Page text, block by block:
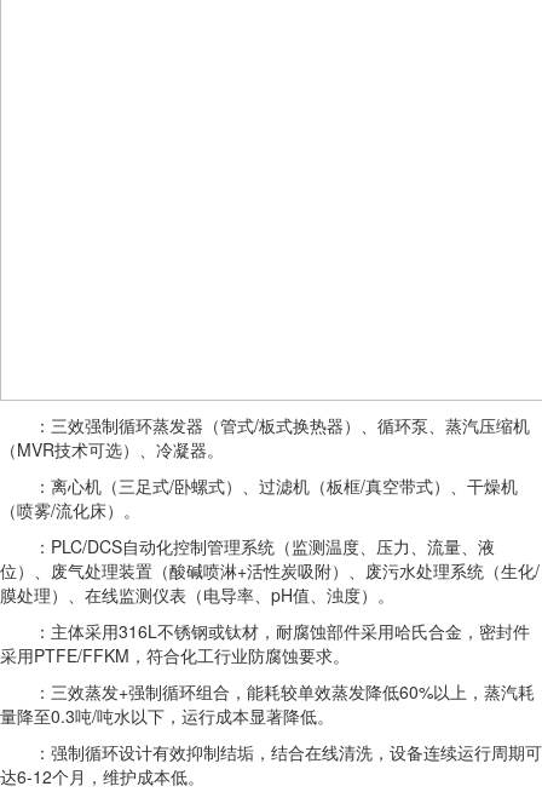
：三效强制循环蒸发器（管式/板式换热器）、循环泵、蒸汽压缩机
（MVR技术可选）、冷凝器。
：离心机（三足式/卧螺式）、过滤机（板框/真空带式）、干燥机
（喷雾/流化床）。
：PLC/DCS自动化控制管理系统（监测温度、压力、流量、液
位）、废气处理装置（酸碱喷淋+活性炭吸附）、废污水处理系统（生化/
膜处理）、在线监测仪表（电导率、pH值、浊度）。
：主体采用316L不锈钢或钛材，耐腐蚀部件采用哈氏合金，密封件
采用PTFE/FFKM，符合化工行业防腐蚀要求。
：三效蒸发+强制循环组合，能耗较单效蒸发降低60%以上，蒸汽耗
量降至0.3吨/吨水以下，运行成本显著降低。
：强制循环设计有效抑制结垢，结合在线清洗，设备连续运行周期可
达6-12个月，维护成本低。